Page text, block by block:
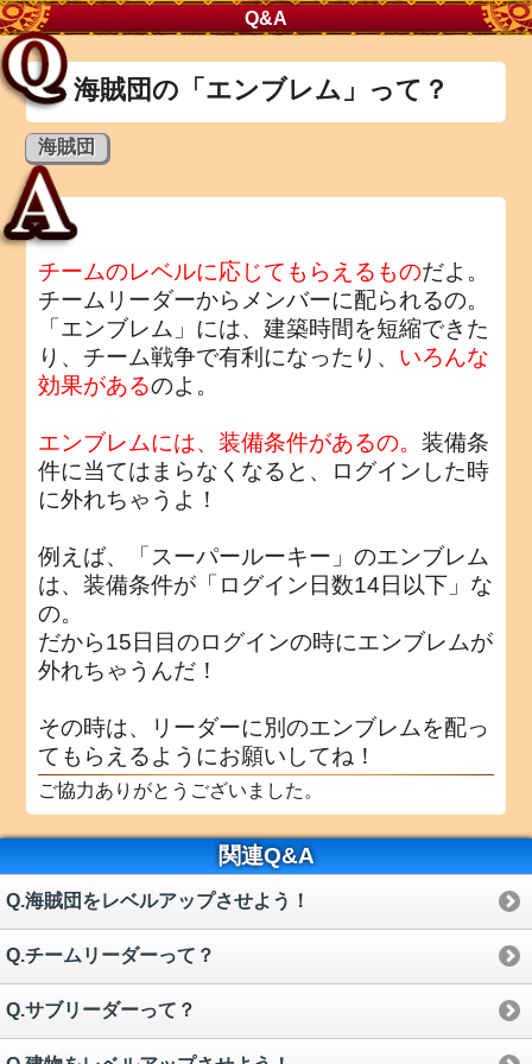
Q&A
海賊団の「エンブレム」って？
海賊団
チームのレベルに応じてもらえるものだよ。
チームリーダーからメンバーに配られるの。
「エンブレム」には、建築時間を短縮できた
り、チーム戦争で有利になったり、 いろんな
効果があるのよ。
エンブレムには、装備条件があるの。 装備条
件に当てはまらなくなると、ログインした時
に外れちゃうよ！
例えば、「スーパールーキー」のエンブレム
は、装備条件が「ログイン日数14日以下」な
の。
だから15日目のログインの時にエンブレムが
外れちゃうんだ！
その時は、リーダーに別のエンブレムを配っ
てもらえるようにお願いしてね！
ご協力ありがとうございました。
関連Q&A
Q.海賊団をレベルアップさせよう！
Q.チームリーダーって？
Q.サブリーダーって？